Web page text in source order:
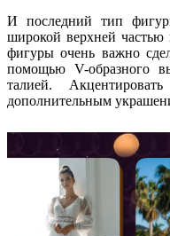
И последний тип
широкой верхней
фигуры очень важно
помощью V-образного
талией.
дополнительным